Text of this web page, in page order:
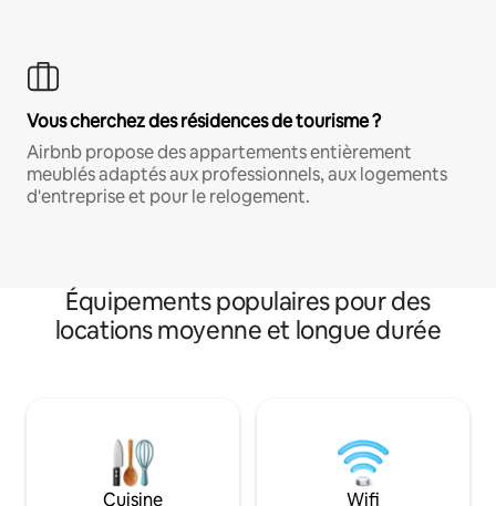
Vous cherchez des résidences de tourisme ?
Airbnb propose des appartements entièrement
meublés adaptés aux professionnels, aux logements
d'entreprise et pour le relogement.
Équipements populaires pour des
locations moyenne et longue durée
Cuisine Wifi